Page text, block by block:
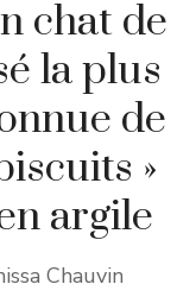
chat de
la plus
de
»
argile
Chauvin